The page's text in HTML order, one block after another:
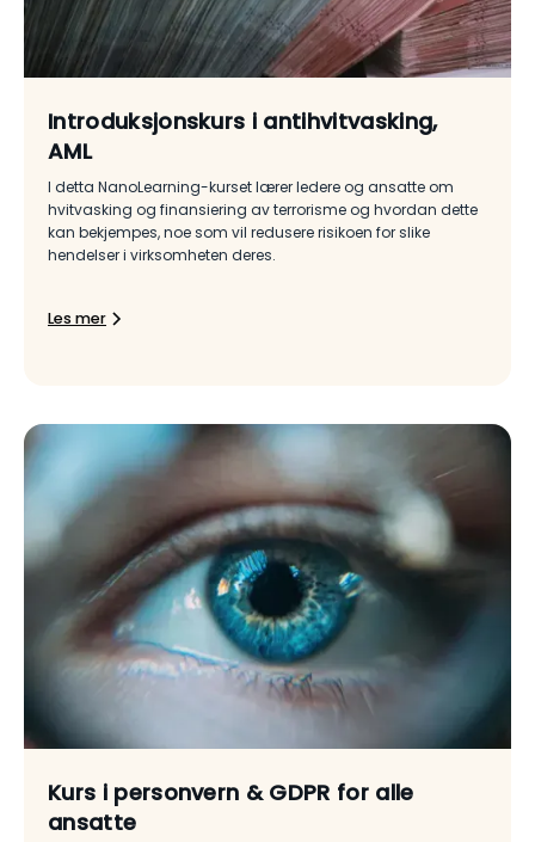
Introduksjonskurs i antihvitvasking,
AML
I detta NanoLearning-kurset lærer ledere og ansatte om
hvitvasking og finansiering av terrorisme og hvordan dette
kan bekjempes, noe som vil redusere risikoen for slike
hendelser i virksomheten deres.
Les mer
Kurs i personvern & GDPR for alle
ansatte